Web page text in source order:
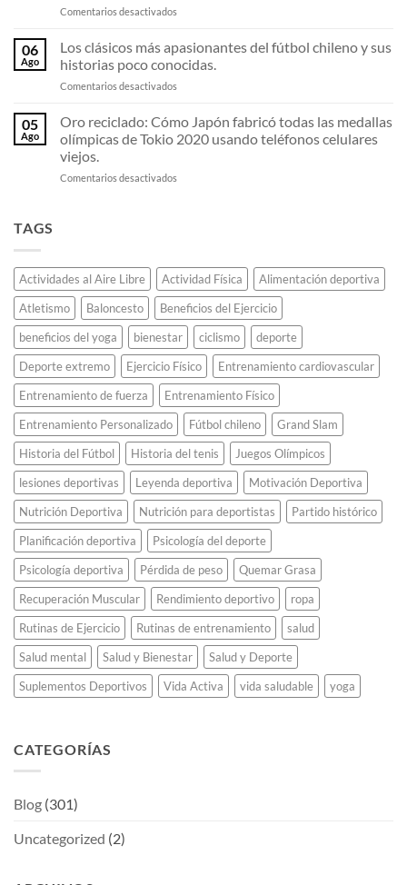
carbono
destrozando
todos
récords
maratón.
2011:
equipo
invicto
que
deslumbró
continente.
Comentarios desactivados
«Fosbury
El
estudiante
que
decidió
espaldas
siempre.
06
Ago
Los clásicos más apasionantes del fútbol chileno y sus
historias poco conocidas.
Comentarios desactivados
clásicos
apasionantes
fútbol
conocidas.
05
Ago
Oro reciclado: Cómo Japón fabricó todas las medallas
olímpicas de Tokio 2020 usando teléfonos celulares
viejos.
Comentarios desactivados
todas
las
medallas
olímpicas
Tokio
2020
usando
teléfonos
celulares
viejos.
TAGS
Actividades al Aire Libre Actividad Física
Alimentación deportiva
Atletismo
Baloncesto
Beneficios del Ejercicio
beneficios del yoga
bienestar ciclismo
deporte
Deporte extremo
Ejercicio Físico
Entrenamiento cardiovascular
Entrenamiento de fuerza
Entrenamiento Físico
Entrenamiento Personalizado
Fútbol chileno
Grand Slam
Historia del Fútbol
Historia del tenis
Juegos Olímpicos
lesiones deportivas
Leyenda deportiva
Motivación Deportiva
Nutrición Deportiva
Nutrición para deportistas
Partido histórico
Planificación deportiva
Psicología del deporte
Psicología deportiva
Pérdida de peso
Quemar Grasa
Recuperación Muscular
Rendimiento deportivo
ropa
Rutinas de Ejercicio
Rutinas de entrenamiento
salud
Salud mental
Salud y Bienestar
Salud y Deporte
Suplementos Deportivos
Vida Activa vida saludable yoga
CATEGORÍAS
Blog (301)
Uncategorized (2)